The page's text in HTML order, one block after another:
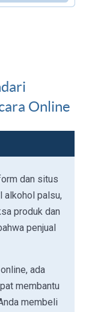
Online
dan situs
alkohol palsu,
produk dan
penjual
ada
membantu
membeli